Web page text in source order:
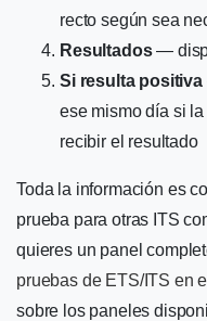
recto según sea
Resultados—
Si resulta positiva
ese mismo día si
recibir el resultado
Toda la información es
prueba para otras ITS
quieres un panel
pruebas de ETS/ITS en
sobre los paneles